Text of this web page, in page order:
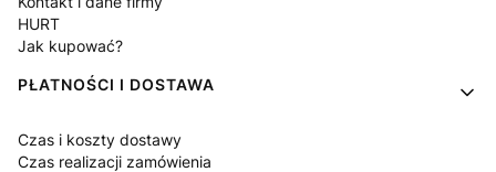
HURT
Jak kupować?
PŁATNOŚCI I DOSTAWA
Czas i koszty dostawy
Czas realizacji zamówienia